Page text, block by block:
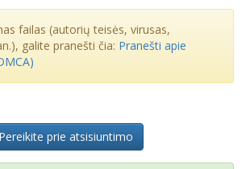
failas (autorių teisės, virusas,
galite pranešti čia: Pranešti apie
Pereikite prie atsisiuntimo